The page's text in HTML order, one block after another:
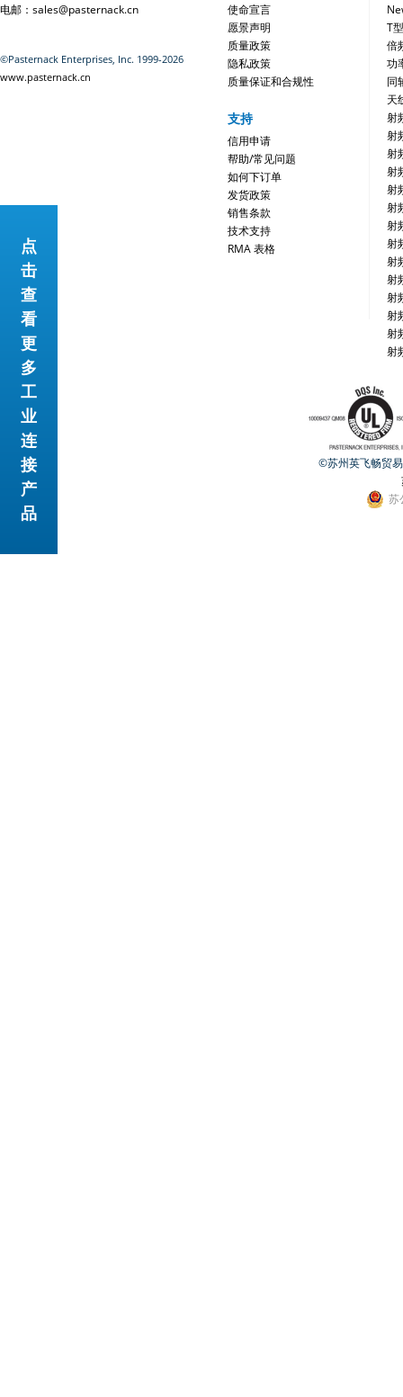
电邮：sales@pasternack.cn
©Pasternack Enterprises, Inc. 1999-2026
www.pasternack.cn
使命宣言
愿景声明
质量政策
隐私政策
质量保证和合规性
支持
信用申请
帮助/常见问题
如何下订单
发货政策
销售条款
技术支持
RMA 表格
网站地图
T
倍
功
同
天
射
射
射
射
射
射
射
射
射
射
射
射
射
射
©苏州英飞畅贸
苏
点
击
查
看
更
多
工
业
连
接
产
品